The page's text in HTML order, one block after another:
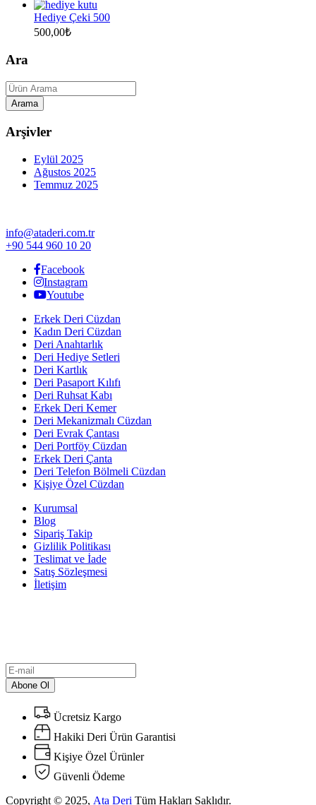
Hediye Çeki 500
500,00₺
Ara
Arşivler
Eylül 2025
Ağustos 2025
Temmuz 2025
info@ataderi.com.tr
+90 544 960 10 20
Facebook
Instagram
Youtube
Erkek Deri Cüzdan
Kadın Deri Cüzdan
Deri Anahtarlık
Deri Hediye Setleri
Deri Kartlık
Deri Pasaport Kılıfı
Deri Ruhsat Kabı
Erkek Deri Kemer
Deri Mekanizmalı Cüzdan
Deri Evrak Çantası
Deri Portföy Cüzdan
Erkek Deri Çanta
Deri Telefon Bölmeli Cüzdan
Kişiye Özel Cüzdan
Kurumsal
Blog
Sipariş Takip
Gizlilik Politikası
Teslimat ve İade
Satış Sözleşmesi
İletişim
Abone Ol
Ücretsiz Kargo
Hakiki Deri Ürün Garantisi
Kişiye Özel Ürünler
Güvenli Ödeme
Copyright © 2025, Ata Deri Tüm Hakları Saklıdır.